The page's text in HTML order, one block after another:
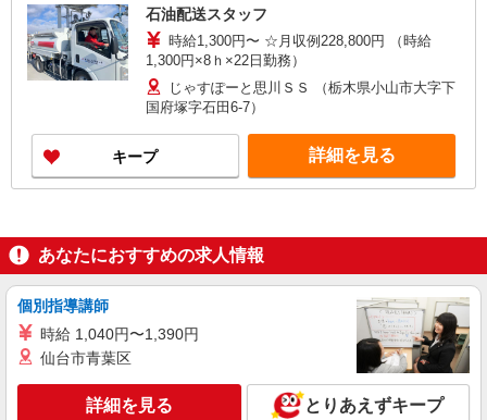
石油配送スタッフ
時給1,300円〜 ☆月収例228,800円 （時給
1,300円×8ｈ×22日勤務）
じゃすぽーと思川ＳＳ （栃木県小山市大字下
国府塚字石田6-7）
キープ 詳細を見る
あなたにおすすめの求人情報
個別指導講師
時給 1,040円〜1,390円
仙台市青葉区
詳細を見る とりあえずキープ